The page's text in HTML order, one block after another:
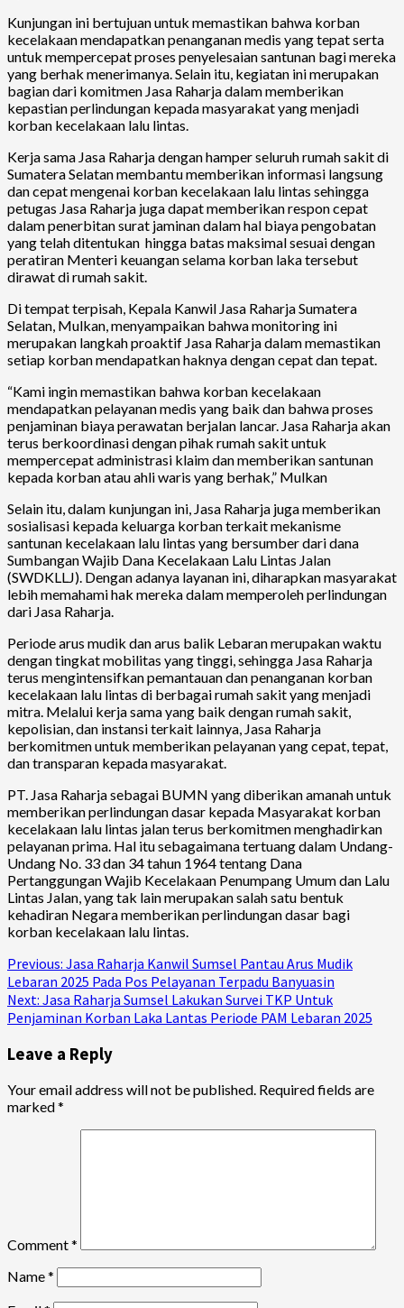
Kunjungan ini bertujuan untuk memastikan bahwa korban
kecelakaan mendapatkan penanganan medis yang tepat serta
untuk mempercepat proses penyelesaian santunan bagi mereka
yang berhak menerimanya. Selain itu, kegiatan ini merupakan
bagian dari komitmen Jasa Raharja dalam memberikan
kepastian perlindungan kepada masyarakat yang menjadi
korban kecelakaan lalu lintas.
Kerja sama Jasa Raharja dengan hamper seluruh rumah sakit di
Sumatera Selatan membantu memberikan informasi langsung
dan cepat mengenai korban kecelakaan lalu lintas sehingga
petugas Jasa Raharja juga dapat memberikan respon cepat
dalam penerbitan surat jaminan dalam hal biaya pengobatan
yang telah ditentukan hingga batas maksimal sesuai dengan
peratiran Menteri keuangan selama korban laka tersebut
dirawat di rumah sakit.
Di tempat terpisah, Kepala Kanwil Jasa Raharja Sumatera
Selatan, Mulkan, menyampaikan bahwa monitoring ini
merupakan langkah proaktif Jasa Raharja dalam memastikan
setiap korban mendapatkan haknya dengan cepat dan tepat.
“Kami ingin memastikan bahwa korban kecelakaan
mendapatkan pelayanan medis yang baik dan bahwa proses
penjaminan biaya perawatan berjalan lancar. Jasa Raharja akan
terus berkoordinasi dengan pihak rumah sakit untuk
mempercepat administrasi klaim dan memberikan santunan
kepada korban atau ahli waris yang berhak,” Mulkan
Selain itu, dalam kunjungan ini, Jasa Raharja juga memberikan
sosialisasi kepada keluarga korban terkait mekanisme
santunan kecelakaan lalu lintas yang bersumber dari dana
Sumbangan Wajib Dana Kecelakaan Lalu Lintas Jalan
(SWDKLLJ). Dengan adanya layanan ini, diharapkan masyarakat
lebih memahami hak mereka dalam memperoleh perlindungan
dari Jasa Raharja.
Periode arus mudik dan arus balik Lebaran merupakan waktu
dengan tingkat mobilitas yang tinggi, sehingga Jasa Raharja
terus mengintensifkan pemantauan dan penanganan korban
kecelakaan lalu lintas di berbagai rumah sakit yang menjadi
mitra. Melalui kerja sama yang baik dengan rumah sakit,
kepolisian, dan instansi terkait lainnya, Jasa Raharja
berkomitmen untuk memberikan pelayanan yang cepat, tepat,
dan transparan kepada masyarakat.
PT. Jasa Raharja sebagai BUMN yang diberikan amanah untuk
memberikan perlindungan dasar kepada Masyarakat korban
kecelakaan lalu lintas jalan terus berkomitmen menghadirkan
pelayanan prima. Hal itu sebagaimana tertuang dalam Undang-
Undang No. 33 dan 34 tahun 1964 tentang Dana
Pertanggungan Wajib Kecelakaan Penumpang Umum dan Lalu
Lintas Jalan, yang tak lain merupakan salah satu bentuk
kehadiran Negara memberikan perlindungan dasar bagi
korban kecelakaan lalu lintas.
Continue
Reading
Previous: Jasa Raharja Kanwil Sumsel Pantau Arus Mudik
Lebaran 2025 Pada Pos Pelayanan Terpadu Banyuasin
Next: Jasa Raharja Sumsel Lakukan Survei TKP Untuk
Penjaminan Korban Laka Lantas Periode PAM Lebaran 2025
Leave a Reply
Your email address will not be published. Required fields are
marked*
Comment*
Name*